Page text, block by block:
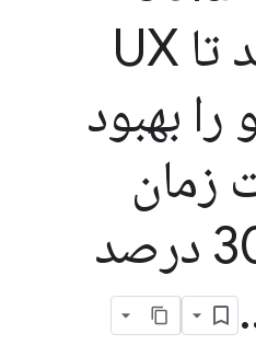
ضربه می زند تا UX
بهبود
زمان
جلسه را تا 30 درصد
.